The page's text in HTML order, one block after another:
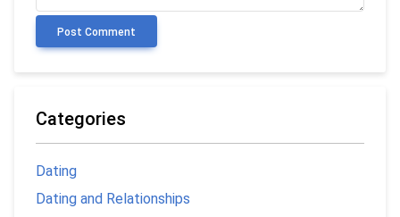
Post Comment
Categories
Dating
Dating and Relationships